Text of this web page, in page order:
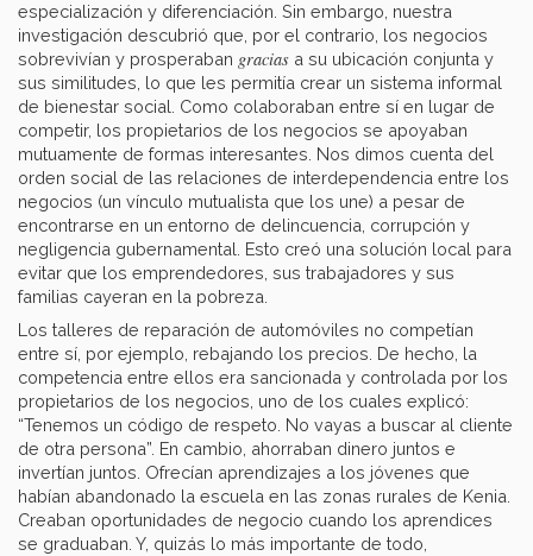
especialización y diferenciación. Sin embargo, nuestra
investigación descubrió que, por el contrario, los negocios
sobrevivían y prosperaban gracias a su ubicación conjunta y
sus similitudes, lo que les permitía crear un sistema informal
de bienestar social. Como colaboraban entre sí en lugar de
competir, los propietarios de los negocios se apoyaban
mutuamente de formas interesantes. Nos dimos cuenta del
orden social de las relaciones de interdependencia entre los
negocios (un vínculo mutualista que los une) a pesar de
encontrarse en un entorno de delincuencia, corrupción y
negligencia gubernamental. Esto creó una solución local para
evitar que los emprendedores, sus trabajadores y sus
familias cayeran en la pobreza.
Los talleres de reparación de automóviles no competían
entre sí, por ejemplo, rebajando los precios. De hecho, la
competencia entre ellos era sancionada y controlada por los
propietarios de los negocios, uno de los cuales explicó:
“Tenemos un código de respeto. No vayas a buscar al cliente
de otra persona”. En cambio, ahorraban dinero juntos e
invertían juntos. Ofrecían aprendizajes a los jóvenes que
habían abandonado la escuela en las zonas rurales de Kenia.
Creaban oportunidades de negocio cuando los aprendices
se graduaban. Y, quizás lo más importante de todo,